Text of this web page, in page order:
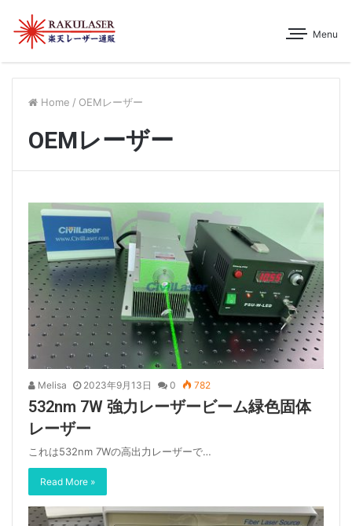
Menu
Home / OEMレーザー
OEMレーザー
Melisa 2023年9月13日 0 782
532nm 7W 強力レーザービーム緑色固体
レーザー
これは532nm 7Wの高出力レーザーで…
Read More »